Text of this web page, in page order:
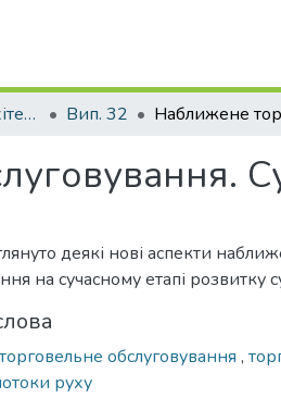
Сучасні проблеми архітектури та містобудування Вип. 32
деякі нові аспекти
на сучасному етапі розвитку
обслуговування ,
руху